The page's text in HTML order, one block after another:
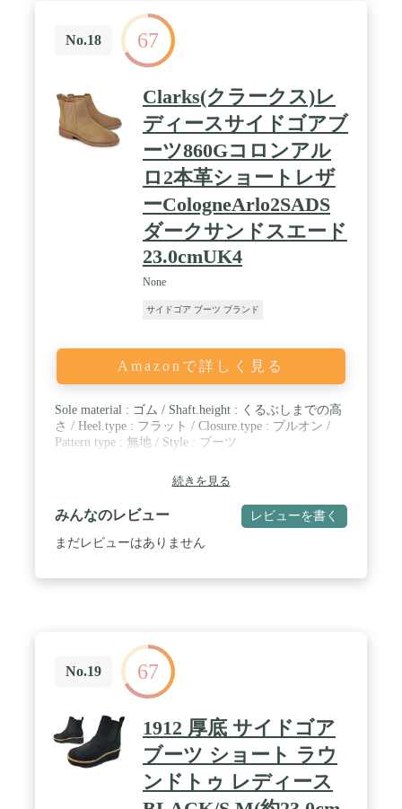
No.18 67
Clarks(クラークス)レ
ディースサイドゴアブ
ーツ860Gコロンアル
ロ2本革ショートレザ
ーCologneArlo2SADS
ダークサンドスエード
23.0cmUK4
None
サイドゴア ブーツ ブランド
Amazonで詳しく見る
Sole material : ゴム / Shaft.height : くるぶしまでの高
さ / Heel.type : フラット / Closure.type : プルオン /
Pattern type : 無地 / Style : ブーツ
続きを見る
みんなのレビュー レビューを書く
まだレビューはありません
No.19 67
1912 厚底 サイドゴア
ブーツ ショート ラウ
ンドトゥ レディース